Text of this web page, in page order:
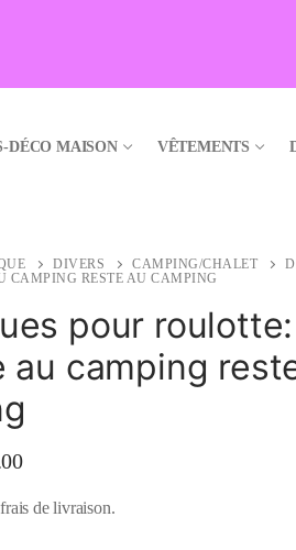
DÉCO MAISON VÊTEMENTS
DIVERS CAMPING/CHALET
CAMPING RESTE AU CAMPING
pour roulotte:
au camping
de livraison.